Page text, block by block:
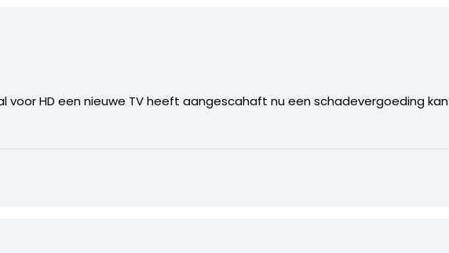
voor HD een nieuwe TV heeft aangescahaft nu een schadevergoeding kan